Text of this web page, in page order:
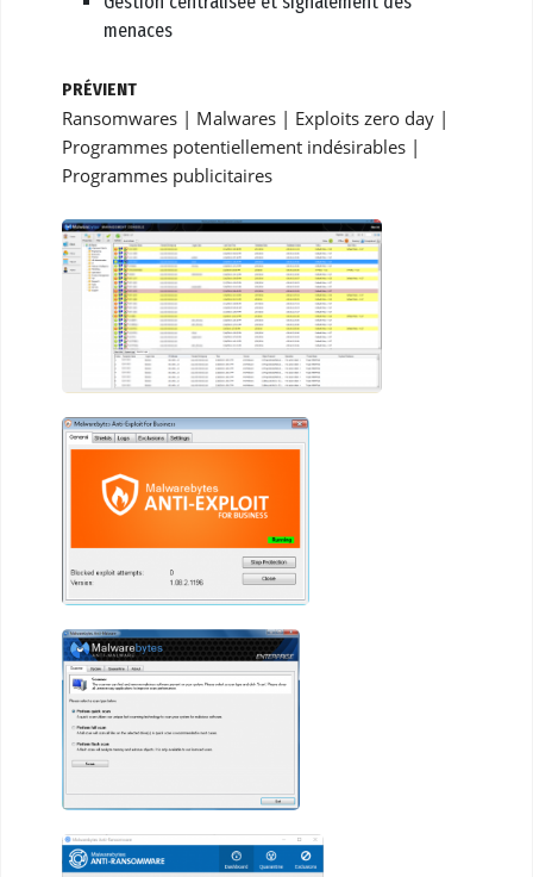
menaces
PRÉVIENT
Ransomwares | Malwares | Exploits zero day |
Programmes potentiellement indésirables |
Programmes publicitaires